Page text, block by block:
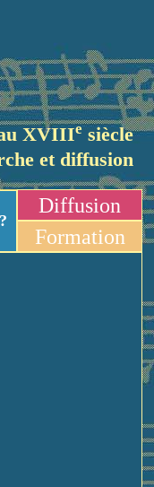
au XVIIIesiècle
et diffusion
Diffusion
Formation